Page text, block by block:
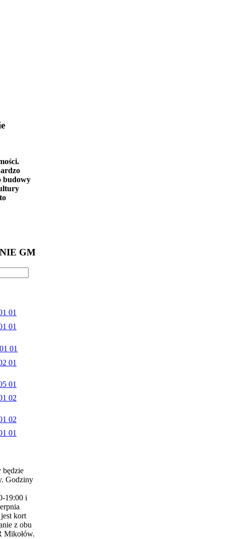
budowy
GM
będzie
Godziny
19:00 i
kort
z obu
Mikołów.